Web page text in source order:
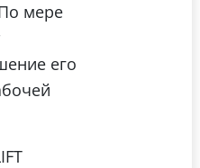
мере
его